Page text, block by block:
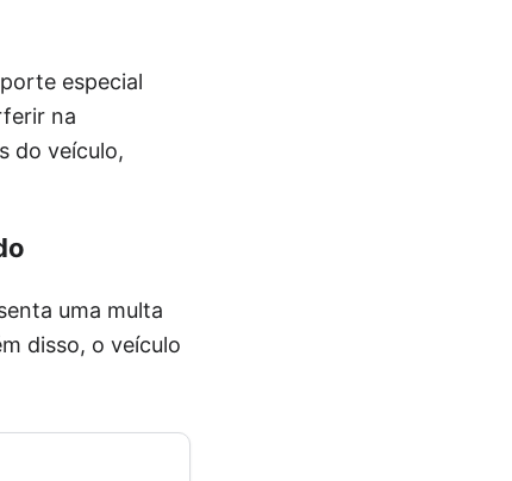
especial
na
do veículo,
uma multa
disso, o veículo